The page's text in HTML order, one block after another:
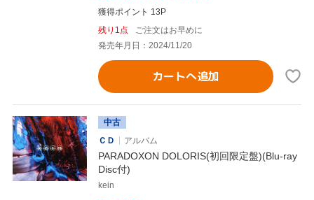
獲得ポイント 13P
残り1点
ご注文はお早めに
発売年月日：2024/11/20
カートへ追加
中古
ＣＤ
アルバム
PARADOXON DOLORIS(初回限定盤)(Blu-ray
Disc付)
kein